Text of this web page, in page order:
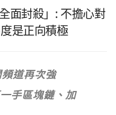
面封殺」: 不擔心對
是正向積極
道再次強
手區塊鏈、加